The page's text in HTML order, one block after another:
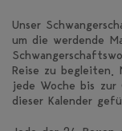
Unser
um die werdende
Reise zu
jede Woche bis
dieser Kalender